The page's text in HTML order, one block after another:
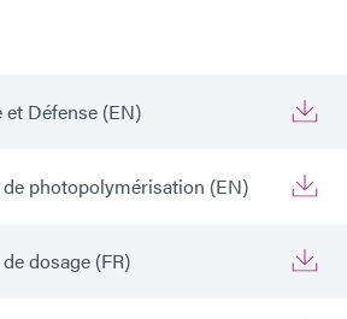
Défense (EN)
photopolymérisation (EN)
dosage (FR)